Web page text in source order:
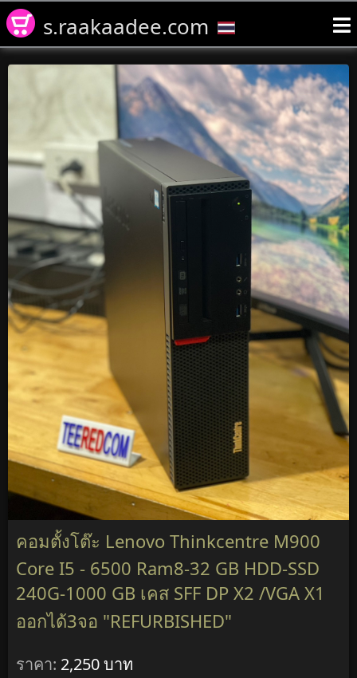
s.raakaadee.com
คอมตั้งโต๊ะ Lenovo Thinkcentre M900
Core I5 - 6500 Ram8-32 GB HDD-SSD
240G-1000 GB เคส SFF DP X2 /VGA X1
ออกได้3จอ "REFURBISHED"
ราคา: 2,250 บาท